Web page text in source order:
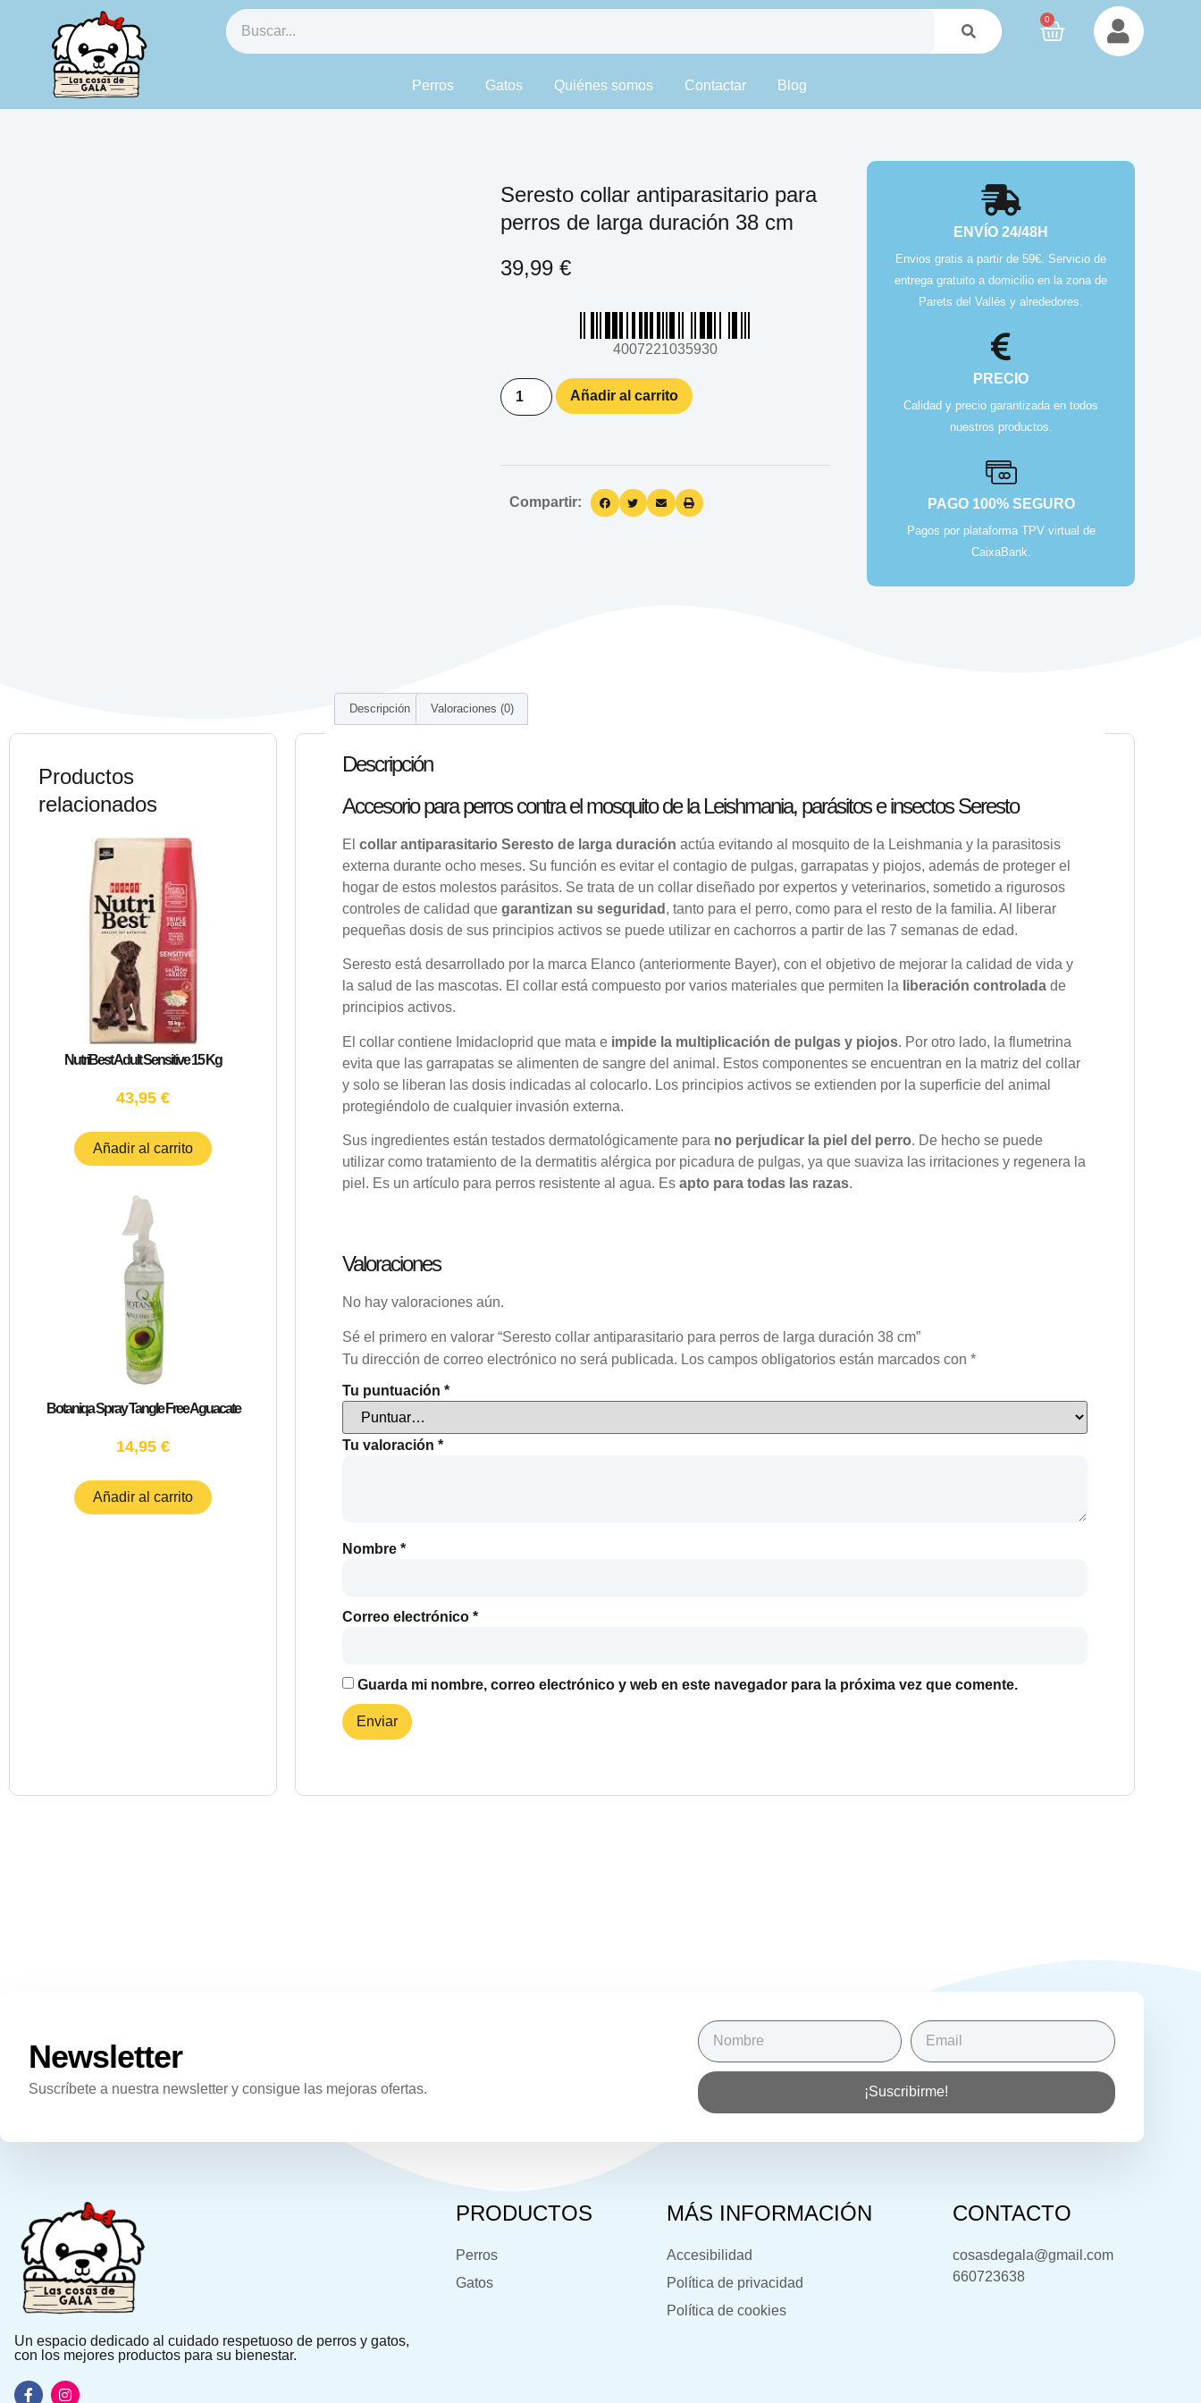
0
Perros Gatos Quiénes somos Contactar Blog
Seresto collar antiparasitario para
perros de larga duración 38 cm
39,99 €
4007221035930
Añadir al carrito
Compartir:
ENVÍO 24/48H
Envios gratis a partir de 59€. Servicio de
entrega gratuito a domicilio en la zona de
Parets del Vallés y alrededores.
PRECIO
Calidad y precio garantizada en todos
nuestros productos.
PAGO 100% SEGURO
Pagos por plataforma TPV virtual de
CaixaBank.
Productos
relacionados
NutriBest Adult Sensitive 15 Kg
43,95 €
Añadir al carrito
Botaniqa Spray Tangle Free Aguacate
14,95 €
Añadir al carrito
Descripción Valoraciones (0)
Descripción
Accesorio para perros contra el mosquito de la Leishmania, parásitos e insectos Seresto
El collar antiparasitario Seresto de larga duración actúa evitando al mosquito de la Leishmania y la parasitosis
externa durante ocho meses. Su función es evitar el contagio de pulgas, garrapatas y piojos, además de proteger el
hogar de estos molestos parásitos. Se trata de un collar diseñado por expertos y veterinarios, sometido a rigurosos
controles de calidad que garantizan su seguridad , tanto para el perro, como para el resto de la familia. Al liberar
pequeñas dosis de sus principios activos se puede utilizar en cachorros a partir de las 7 semanas de edad.
Seresto está desarrollado por la marca Elanco (anteriormente Bayer), con el objetivo de mejorar la calidad de vida y
la salud de las mascotas. El collar está compuesto por varios materiales que permiten la liberación controlada de
principios activos.
El collar contiene Imidacloprid que mata e impide la multiplicación de pulgas y piojos. Por otro lado, la flumetrina
evita que las garrapatas se alimenten de sangre del animal. Estos componentes se encuentran en la matriz del collar
y solo se liberan las dosis indicadas al colocarlo. Los principios activos se extienden por la superficie del animal
protegiéndolo de cualquier invasión externa.
Sus ingredientes están testados dermatológicamente para no perjudicar la piel del perro. De hecho se puede
utilizar como tratamiento de la dermatitis alérgica por picadura de pulgas, ya que suaviza las irritaciones y regenera la
piel. Es un artículo para perros resistente al agua. Es apto para todas las razas.
Valoraciones
No hay valoraciones aún.
Sé el primero en valorar “Seresto collar antiparasitario para perros de larga duración 38 cm”
Tu dirección de correo electrónico no será publicada. Los campos obligatorios están marcados con *
Tu puntuación *
Tu valoración *
Nombre *
Correo electrónico *
Guarda mi nombre, correo electrónico y web en este navegador para la próxima vez que comente.
Newsletter
Suscríbete a nuestra newsletter y consigue las mejoras ofertas. ¡Suscribirme!
Un espacio dedicado al cuidado respetuoso de perros y gatos,
con los mejores productos para su bienestar.
PRODUCTOS
Perros
Gatos
MÁS INFORMACIÓN
Accesibilidad
Política de privacidad
Política de cookies
CONTACTO
cosasdegala@gmail.com
660723638